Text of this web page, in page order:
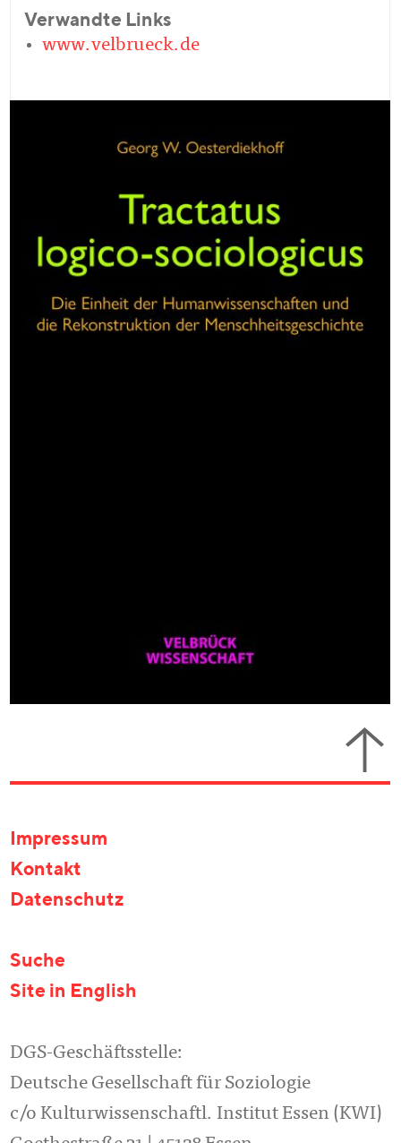
Verwandte Links
www.velbrueck.de
Impressum
Kontakt
Datenschutz
Suche
Site in English
DGS-Geschäftsstelle:
Deutsche Gesellschaft für Soziologie
c/o Kulturwissenschaftl. Institut Essen (KWI)